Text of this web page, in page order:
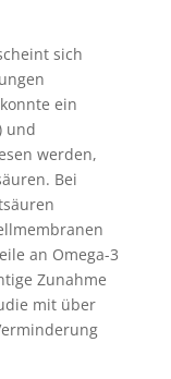
sich
ein
und
werden,
Bei
an Omega-3
Zunahme
mit über